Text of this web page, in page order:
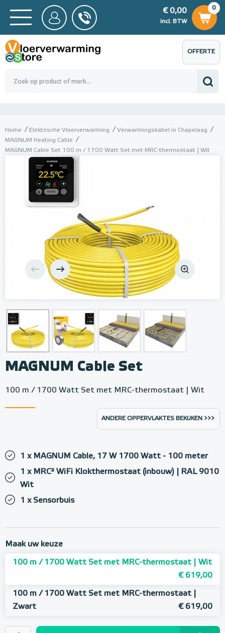
BTW
0,00
0
€ 0,00
incl. BTW
€ 0,00
OFFERTE
AANVRAGEN
Home Elektrische Vloerverwarming
Verwarmingskabel in Chapelaag
MAGNUM Heating Cable
MAGNUM Cable Set 100 m / 1700 Watt Set met MRC-thermostaat | Wit
MAGNUM Cable Set
100 m / 1700 Watt Set met MRC-thermostaat | Wit
ANDERE OPPERVLAKTES BEKIJKEN >>>
1 x MAGNUM Cable, 17 W 1700 Watt - 100 meter
1 x MRC² WiFi Klokthermostaat (inbouw) | RAL 9010
Wit
1 x Sensorbuis
Maak uw keuze
100 m / 1700 Watt Set met MRC-thermostaat | Wit
€ 619,00
100 m / 1700 Watt Set met MRC-thermostaat |
Zwart
€ 619,00